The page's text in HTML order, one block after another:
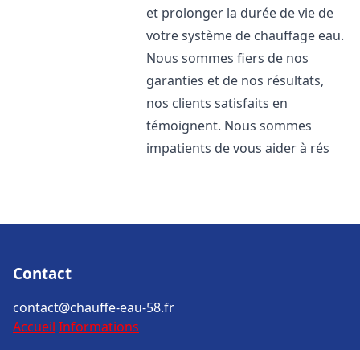
et prolonger la durée de vie de
votre système de chauffage eau.
Nous sommes fiers de nos
garanties et de nos résultats,
nos clients satisfaits en
témoignent. Nous sommes
impatients de vous aider à rés
Contact
contact@chauffe-eau-58.fr
Accueil Informations